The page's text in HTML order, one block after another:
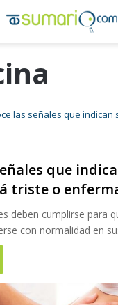
que
triste o
deben cumplirse para
con normalidad en